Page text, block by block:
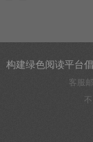
构建绿色阅读平台
客服